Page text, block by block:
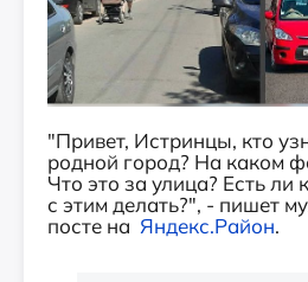
"Привет, Истринцы, кто
родной город? На каком
Что это за улица? Есть ли
с этим делать?", - пишет
посте на Яндекс.Район.